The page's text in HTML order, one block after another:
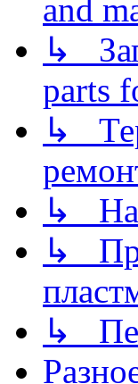
and
↳
parts
↳
↳
↳
↳